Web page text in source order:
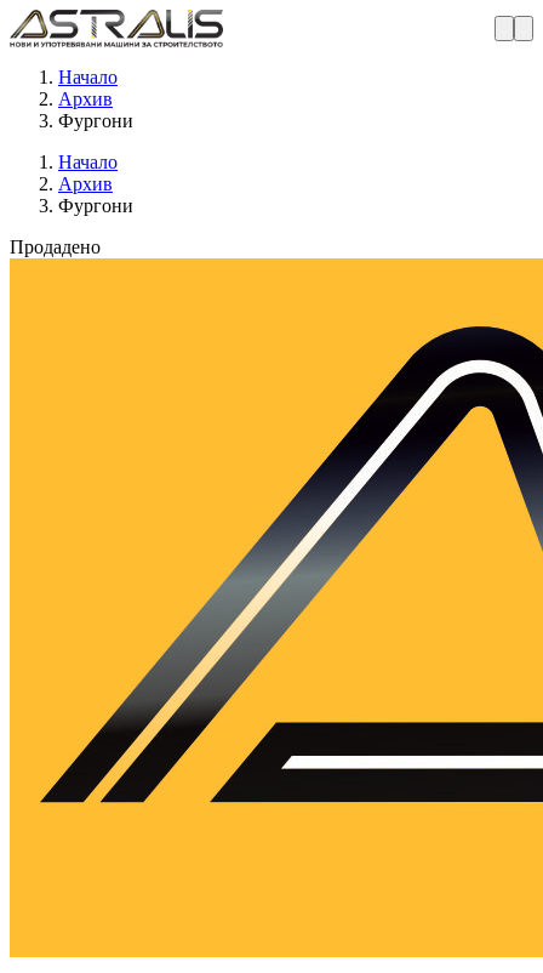
Начало
Архив
Фургони
Начало
Архив
Фургони
Продадено